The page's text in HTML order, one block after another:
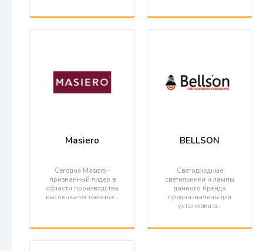
Masiero
Сегодня Masiero -
признанный лидер в
области производства
высококачественных…
BELLSON
Светодиодные
светильники и лампы
данного бренда
предназначены для
установки в…